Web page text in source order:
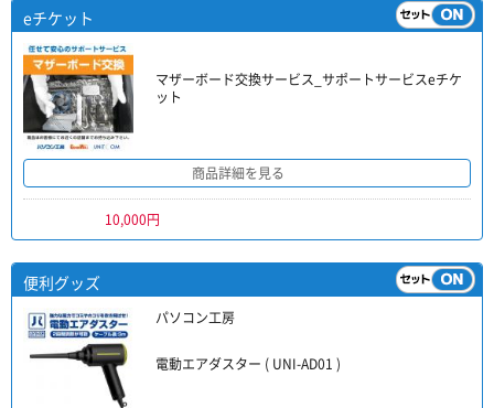
eチケット
マザーボード交換サービス_サポートサービスeチケ
ット
商品詳細を見る
10,000円
便利グッズ
パソコン工房
電動エアダスター ( UNI-AD01 )